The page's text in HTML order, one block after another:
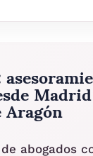
abogados